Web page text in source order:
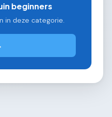
beginners
in deze categorie.